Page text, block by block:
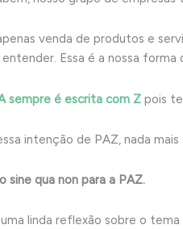
venda de produtos e
entender. Essa é a nossa
sempre é escrita com Z pois
intenção de PAZ, nada
sine qua non para a PAZ.
linda reflexão sobre o